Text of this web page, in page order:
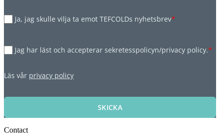
Ja, jag skulle vilja ta emot TEFCOLDs nyhetsbrev*
Jag har läst och accepterar sekretesspolicyn/privacy policy.*
Läs vår privacy policy
SKICKA
Contact